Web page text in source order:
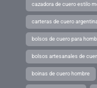
cazadora de cuero estilo
carteras de cuero
bolsos de cuero para
bolsos artesanales de
boinas de cuero hombre